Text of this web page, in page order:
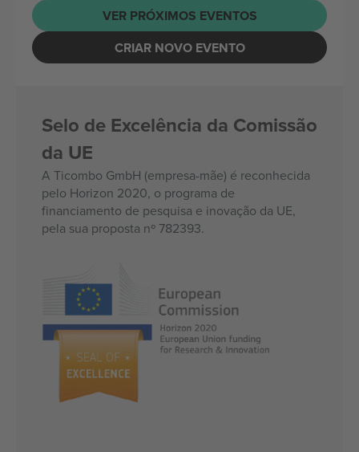
VER PRÓXIMOS EVENTOS
CRIAR NOVO EVENTO
Selo de Excelência da Comissão
da UE
A Ticombo GmbH (empresa-mãe) é reconhecida
pelo Horizon 2020, o programa de
financiamento de pesquisa e inovação da UE,
pela sua proposta nº 782393.